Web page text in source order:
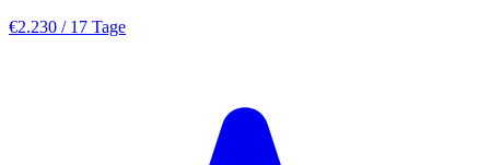
€2.230 / 17 Tage